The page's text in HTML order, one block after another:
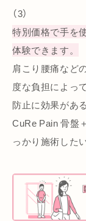
（3）
特別価格で手を
体験できます。
肩こり腰痛など
度な負担によっ
防止に効果があ
CuRe Pain 骨盤
っかり施術した